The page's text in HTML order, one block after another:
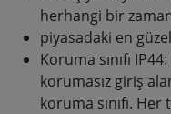
herhangi bir
piyasadaki en güzel
Koruma sınıfı
korumasız giriş
koruma sınıfı.